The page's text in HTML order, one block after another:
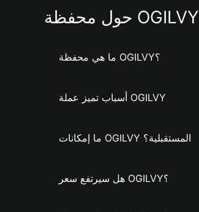
حول محفظة OGILVY
ما هي محفظة OGILVY؟
أسباب تميز عملة OGILVY
ما إمكانات OGILVY المستقبلية؟
هل سيرتفع سعر OGILVY؟